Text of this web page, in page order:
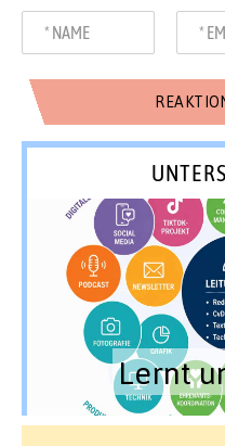
Lernt